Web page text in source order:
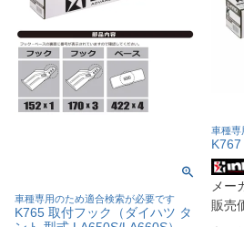
車種専用のため適合検索が必要です
K765 取付フック（ダイハツ タ
車種専
メー
販売